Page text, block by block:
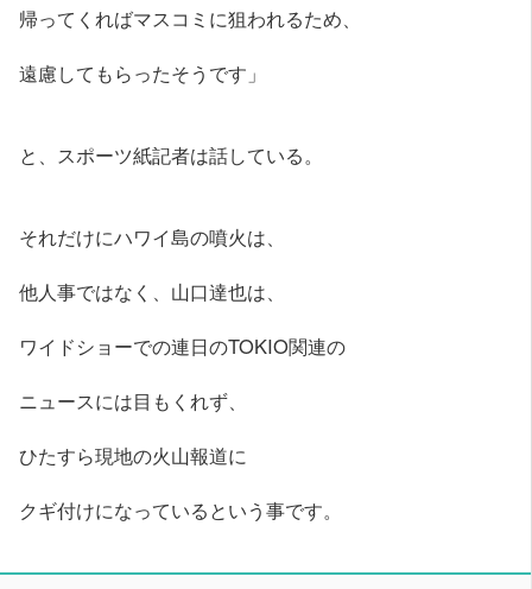
帰ってくればマスコミに狙われるため、
遠慮してもらったそうです」
と、スポーツ紙記者は話している。
それだけにハワイ島の噴火は、
他人事ではなく、山口達也は、
ワイドショーでの連日のTOKIO関連の
ニュースには目もくれず、
ひたすら現地の火山報道に
クギ付けになっているという事です。